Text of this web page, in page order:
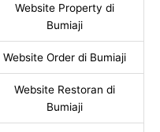
Website Property di
Bumiaji
Website Order di Bumiaji
Website Restoran di
Bumiaji